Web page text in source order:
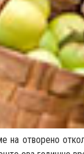
отворено